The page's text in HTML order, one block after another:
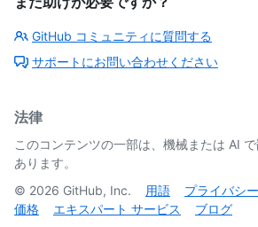
GitHub コミュニティに質問する
サポートにお問い合わせください
法律
このコンテンツの一部は、機械または AI
あります。
© 2026 GitHub, Inc. 用語 プライバシー
価格
エキスパート サービス ブログ